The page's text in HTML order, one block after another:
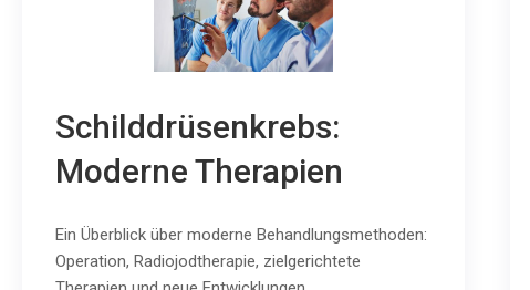
Schilddrüsenkrebs:
Moderne Therapien
Ein Überblick über moderne Behandlungsmethoden:
Operation, Radiojodtherapie, zielgerichtete